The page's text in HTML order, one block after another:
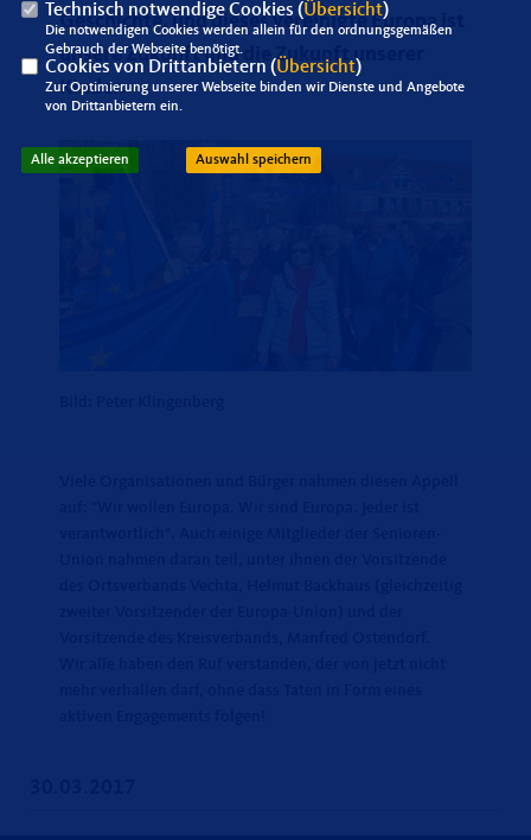
Geschichte, und dieses vereinigte Europa ist
unsere Zukunft und die Zukunft unserer
Kinder.
Technisch notwendige Cookies (Übersicht)
Die notwendigen Cookies werden allein für den ordnungsgemäßen
Gebrauch der Webseite benötigt.
Cookies von Drittanbietern (Übersicht)
Zur Optimierung unserer Webseite binden wir Dienste und Angebote
von Drittanbietern ein.
Alle akzeptieren Auswahl speichern